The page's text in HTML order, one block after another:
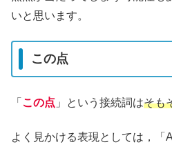
いと思います。
この点
「 この点 」という接続詞はそも
よく見かける表現としては，「